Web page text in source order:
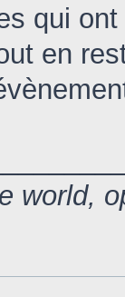
qui
en
world,